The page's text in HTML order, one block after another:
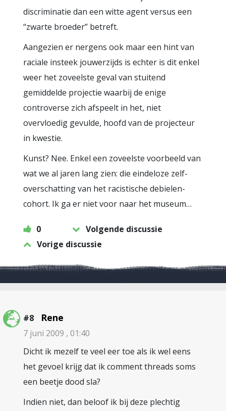
discriminatie dan een witte agent versus een
“zwarte broeder” betreft.
Aangezien er nergens ook maar een hint van
raciale insteek jouwerzijds is echter is dit enkel
weer het zoveelste geval van stuitend
gemiddelde projectie waarbij de enige
controverse zich afspeelt in het, niet
overvloedig gevulde, hoofd van de projecteur
in kwestie.
Kunst? Nee. Enkel een zoveelste voorbeeld van
wat we al jaren lang zien: die eindeloze zelf-
overschatting van het racistische debielen-
cohort. Ik ga er niet voor naar het museum…
0
Volgende discussie
Vorige discussie
#8 Rene
7 juni 2009 , 01:40
Dicht ik mezelf te veel eer toe als ik wel eens
het gevoel krijg dat ik comment threads soms
een beetje dood sla?
Indien niet, dan beloof ik bij deze plechtig